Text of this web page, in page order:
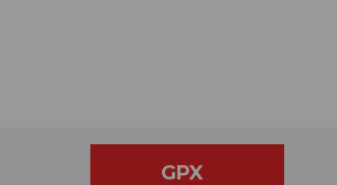
GPX